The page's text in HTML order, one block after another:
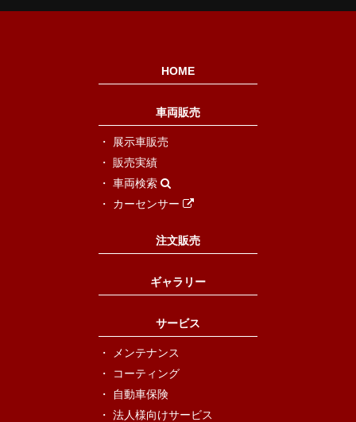
HOME
車両販売
展示車販売
販売実績
車両検索
カーセンサー
注文販売
ギャラリー
サービス
メンテナンス
コーティング
自動車保険
法人様向けサービス